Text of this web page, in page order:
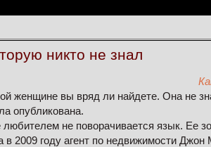
никто не знал
женщине вы вряд ли найдете. Она не
опубликована.
любителем не поворачивается язык. Ее
в 2009 году агент по недвижимости